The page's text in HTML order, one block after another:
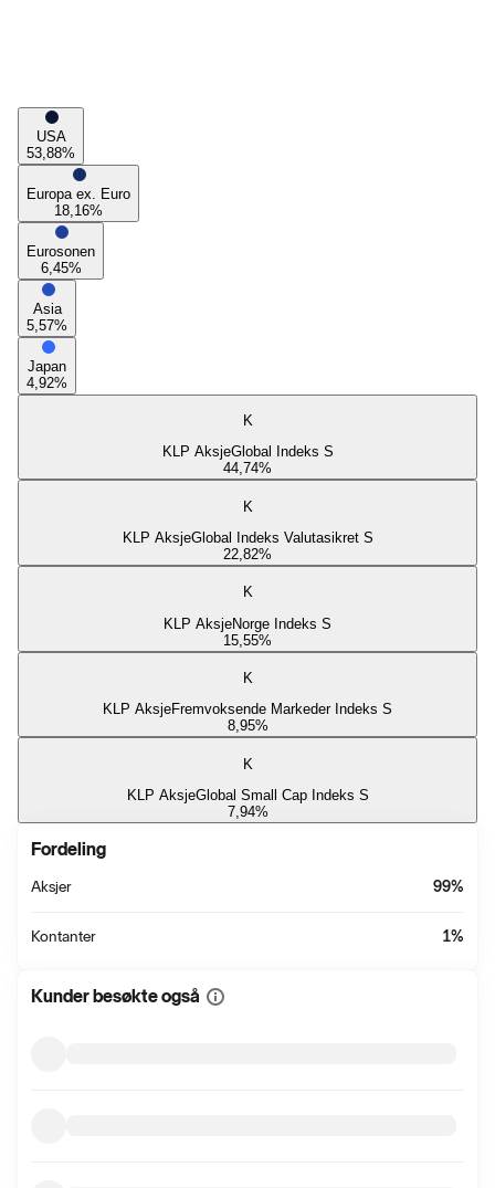
USA
53,88%
Europa ex. Euro
18,16%
Eurosonen
6,45%
Asia
5,57%
Japan
4,92%
K
KLP AksjeGlobal Indeks S
44,74%
K
KLP AksjeGlobal Indeks Valutasikret S
22,82%
K
KLP AksjeNorge Indeks S
15,55%
K
KLP AksjeFremvoksende Markeder Indeks S
8,95%
K
KLP AksjeGlobal Small Cap Indeks S
7,94%
Fordeling
Aksjer 99%
Kontanter 1%
Kunder besøkte også Vis